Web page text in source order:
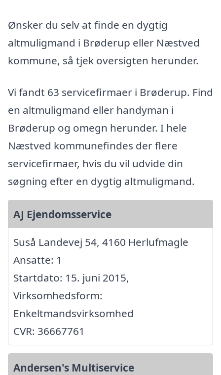
Ønsker du selv at finde en dygtig
altmuligmand i Brøderup eller Næstved
kommune, så tjek oversigten herunder.
Vi fandt 63 servicefirmaer i Brøderup. Find
en altmuligmand eller handyman i
Brøderup og omegn herunder. I hele
Næstved kommunefindes der flere
servicefirmaer, hvis du vil udvide din
søgning efter en dygtig altmuligmand.
AJ Ejendomsservice
Suså Landevej 54, 4160 Herlufmagle
Ansatte: 1
Startdato: 15. juni 2015,
Virksomhedsform:
Enkeltmandsvirksomhed
CVR: 36667761
Andersen's Multiservice